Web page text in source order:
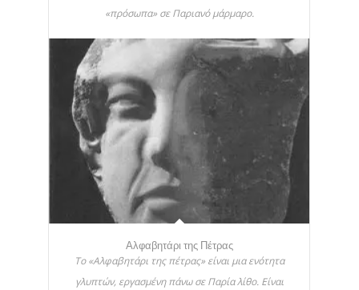
«πρόσωπα» σε Παριανό μάρμαρο.
Αλφαβητάρι της Πέτρας
Το «Αλφαβητάρι της πέτρας» είναι μια ενότητα
γλυπτών, εργασμένη πάνω σε Παρία λίθο. Είναι